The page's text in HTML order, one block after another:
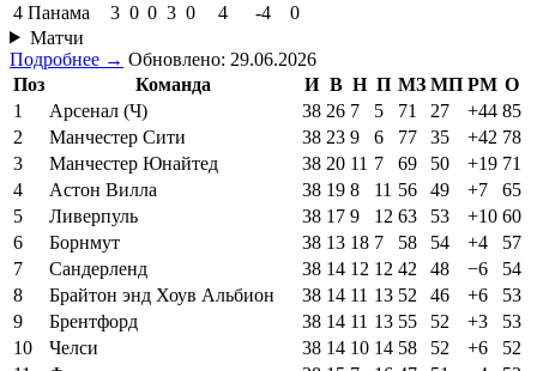
4 Панама 3 0 0 3 0 4 -4
0
Матчи
Подробнее → Обновлено: 29.06.2026
Поз
Команда И В Н П МЗ МП РМ О
1
Арсенал (Ч) 38 26 7 5 71 27 +44 85
2
Манчестер Сити 38 23 9 6 77 35 +42 78
3
Манчестер Юнайтед 38 20 11 7 69 50 +19 71
4
Астон Вилла 38 19 8 11 56 49 +7
65
5
Ливерпуль 38 17 9 12 63 53 +10 60
6
Борнмут 38 13 18 7 58 54 +4
57
7
Сандерленд 38 14 12 12 42 48 −6
54
8
Брайтон энд Хоув Альбион 38 14 11 13 52 46 +6
53
9
Брентфорд 38 14 11 13 55 52 +3
53
10
Челси 38 14 10 14 58 52 +6
52